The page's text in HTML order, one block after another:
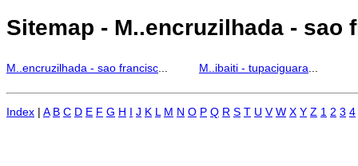
Sitemap - M..encruzilhada -
M..encruzilhada - sao francisc M..ibaiti - tupaciguara
Index | A B C D E F G H I J K L M N O P Q R S T U V W X Y Z 1 2 3 4